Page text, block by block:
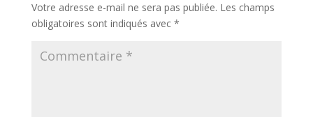
Votre adresse e-mail ne sera pas publiée. Les champs
obligatoires sont indiqués avec *